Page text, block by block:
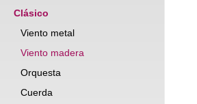
Clásico
Viento metal
Viento madera
Orquesta
Cuerda